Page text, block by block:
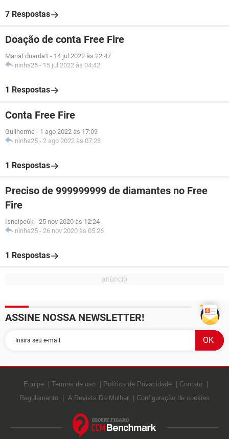
7 Respostas
Doação de conta Free Fire
MariaEduarda1 - 14 jul 2022 às 22:47
ninha25 - 15 jul 2022 às 04:42
1 Respostas
Conta Free Fire
Guilherme - 1 ago 2022 às 17:09
ninha25 - 2 ago 2022 às 07:28
1 Respostas
Preciso de 999999999 de diamantes no Free
Fire
Isneipe6k - 25 nov 2020 às 12:24
ninha25 - 26 nov 2020 às 05:26
1 Respostas
ASSINE NOSSA NEWSLETTER!
Equipe Termos de uso Política de Privacidade
Contato
Regulamento
A Revista Da Mulher Configuração de cookies